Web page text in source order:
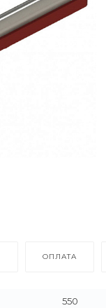
ОПЛАТА
550